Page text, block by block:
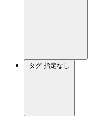
タグ 指定なし